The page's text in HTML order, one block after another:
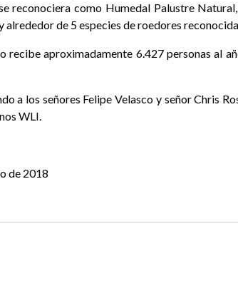
reconociera como Humedal Palustre
alrededor de 5 especies de roedores
recibe aproximadamente 6.427 personas al
a los señores Felipe Velasco y señor Chris
WLI.
de 2018